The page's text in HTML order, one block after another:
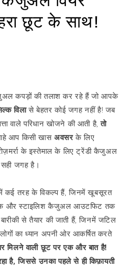
छूट के साथ!
कपड़ों की तलाश कर रहे हैं जो आपके
विलासे बेहतर कोई जगह नहीं है! जब
वाले परिधान खोजने की आती है,तो
आप किसी खासअवसरके लिए
के इस्तेमाल के लिए ट्रेंडी कैजुअल
जगह है।
कई तरह के विकल्प हैं, जिनमें खूबसूरत
और स्टाइलिश कैजुअल आउटफिट तक
से तैयार की जाती हैं, जिनमें जटिल
का ध्यान अपनी ओर आकर्षित करते
मिलने वाली छूट पर एक और बात है!
है, जिससे उनका पहले से ही किफ़ायती